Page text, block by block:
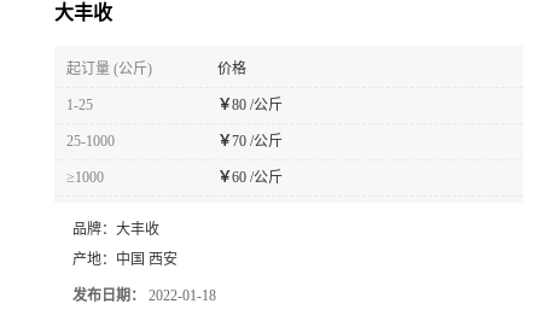
大丰收
起订量 (公斤) 价格
1-25 ￥80 /公斤
25-1000 ￥70 /公斤
≥1000 ￥60 /公斤
品牌： 大丰收
产地： 中国 西安
发布日期： 2022-01-18